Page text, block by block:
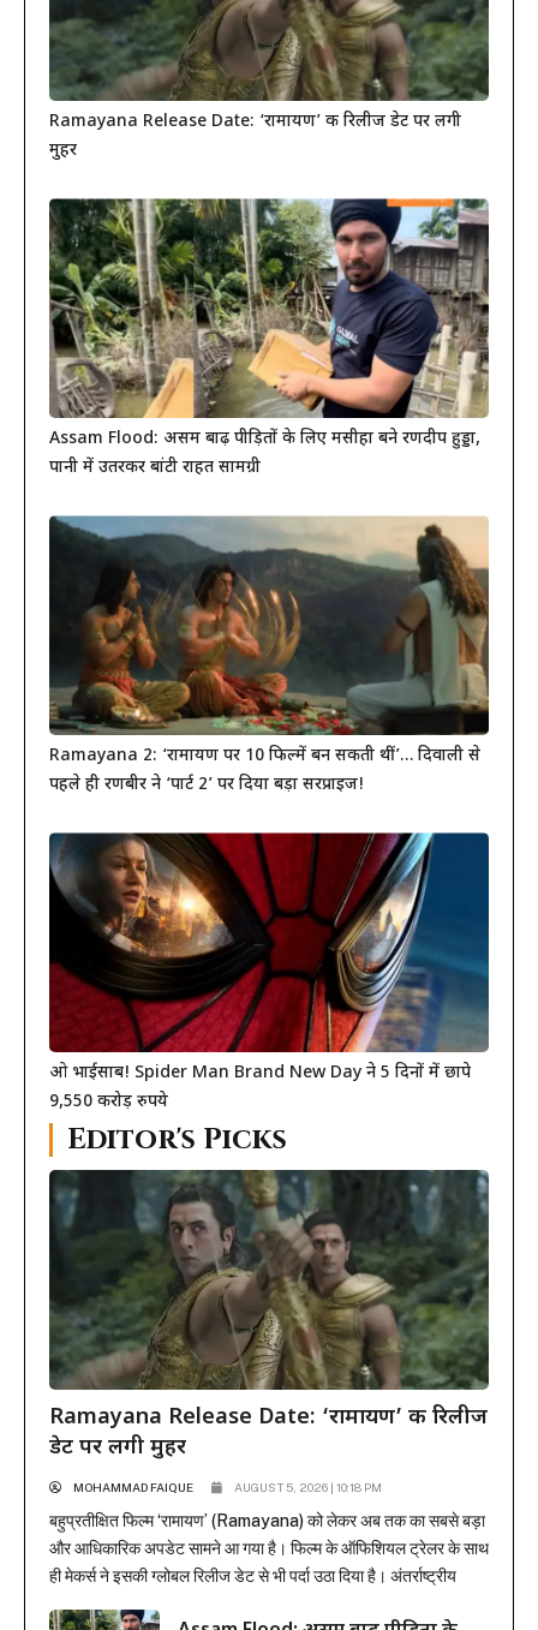
Ramayana Release Date: ‘रामायण’ की रिलीज डेट पर लगी
मुहर
Assam Flood: असम बाढ़ पीड़ितों के लिए मसीहा बने रणदीप हुड्डा,
पानी में उतरकर बांटी राहत सामग्री
Ramayana 2: ‘रामायण पर 10 फिल्में बन सकती थीं’… दिवाली से
पहले ही रणबीर ने ‘पार्ट 2’ पर दिया बड़ा सरप्राइज!
ओ भाईसाब! Spider Man Brand New Day ने 5 दिनों में छापे
9,550 करोड़ रुपये
Editor's Picks
Ramayana Release Date: ‘रामायण’ की रिलीज
डेट पर लगी मुहर
MOHAMMAD FAIQUE AUGUST 5, 2026 | 10:18 PM
बहुप्रतीक्षित फिल्म ‘रामायण’ (Ramayana) को लेकर अब तक का सबसे बड़ा
और आधिकारिक अपडेट सामने आ गया है। फिल्म के ऑफिशियल ट्रेलर के साथ
ही मेकर्स ने इसकी ग्लोबल रिलीज डेट से भी पर्दा उठा दिया है। अंतर्राष्ट्रीय